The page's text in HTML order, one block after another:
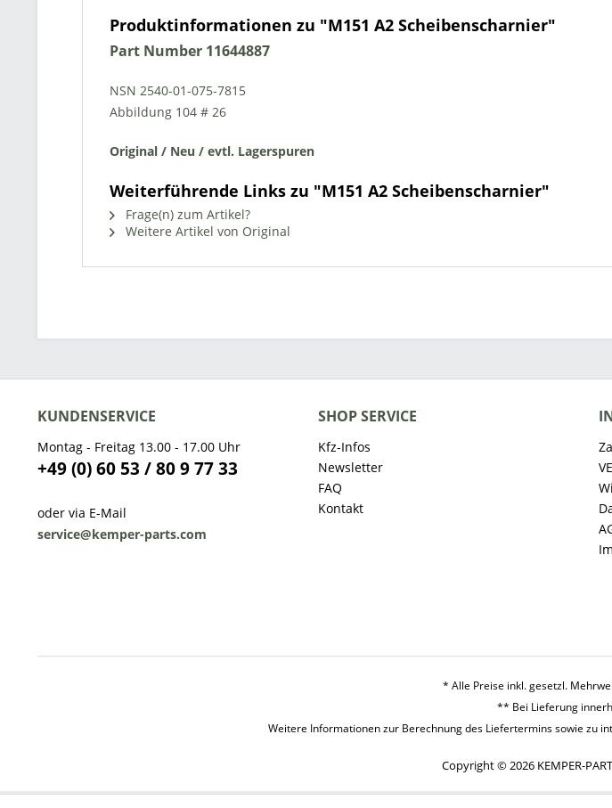
Produktinformationen zu "M151 A2 Scheibenscharnier"
Part Number 11644887
NSN 2540-01-075-7815
Abbildung 104 # 26
Original / Neu / evtl. Lagerspuren
Weiterführende Links zu "M151 A2 Scheibenscharnier"
Frage(n) zum Artikel?
Weitere Artikel von Original
KUNDENSERVICE
Montag - Freitag 13.00 - 17.00 Uhr
+49 (0) 60 53 / 80 9 77 33
oder via E-Mail
service@kemper-parts.com
SHOP SERVICE
Kfz-Infos
Newsletter
FAQ
Kontakt
* Alle Preise inkl. gesetzl.
** Bei Lieferung
Weitere Informationen zur Berechnung des Liefertermins sowie zu
Copyright © 2026 KEMPER-